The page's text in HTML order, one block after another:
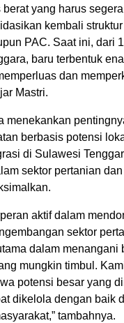
berat yang harus
kembali
PAC. Saat ini, dari
baru terbentuk
dan
Mastri.
menekankan
berbasis potensi
di Sulawesi
sektor pertanian
aktif dalam
sektor
dalam menangani
mungkin timbul.
potensi besar yang
dikelola dengan baik
tambahnya.